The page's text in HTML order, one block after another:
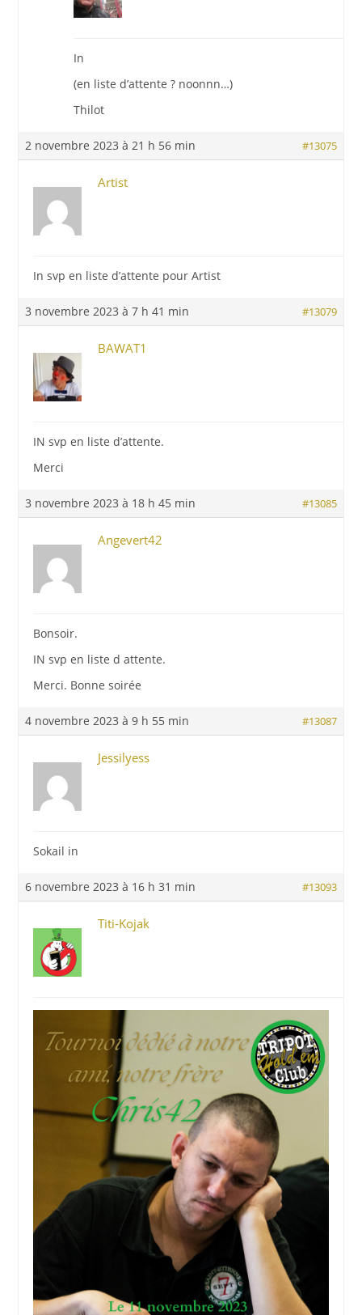
In
(en liste d’attente ? noonnn…)
Thilot
2 novembre 2023 à 21 h 56 min #13075
Artist
In svp en liste d’attente pour Artist
3 novembre 2023 à 7 h 41 min #13079
BAWAT1
IN svp en liste d’attente.
Merci
3 novembre 2023 à 18 h 45 min #13085
Angevert42
Bonsoir.
IN svp en liste d attente.
Merci. Bonne soirée
4 novembre 2023 à 9 h 55 min #13087
Jessilyess
Sokail in
6 novembre 2023 à 16 h 31 min #13093
Titi-Kojak